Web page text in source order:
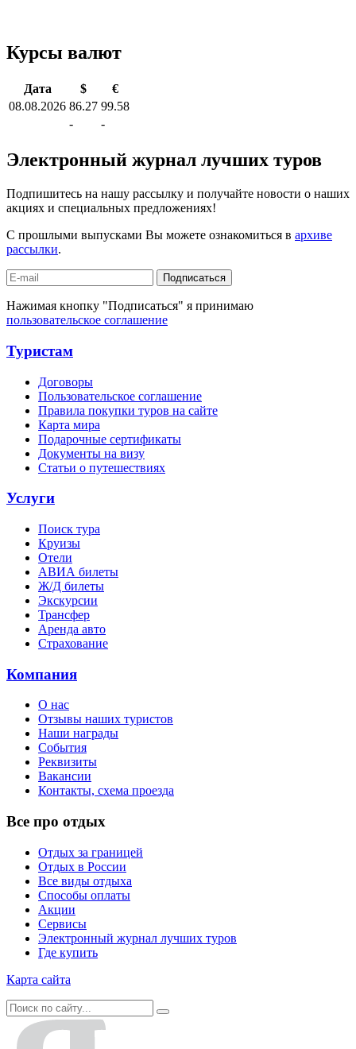
Курсы валют
Дата $
€
08.08.2026 86.27 99.58
-
-
Электронный журнал лучших туров
Подпишитесь на нашу рассылку и получайте новости о наших
акциях и специальных предложениях!
С прошлыми выпусками Вы можете ознакомиться в архиве
рассылки.
Подписаться
Нажимая кнопку "Подписаться" я принимаю
пользовательское соглашение
Туристам
Договоры
Пользовательское соглашение
Правила покупки туров на сайте
Карта мира
Подарочные сертификаты
Документы на визу
Статьи о путешествиях
Услуги
Поиск тура
Круизы
Отели
АВИА билеты
Ж/Д билеты
Экскурсии
Трансфер
Аренда авто
Страхование
Компания
О нас
Отзывы наших туристов
Наши награды
События
Реквизиты
Вакансии
Контакты, схема проезда
Все про отдых
Отдых за границей
Отдых в России
Все виды отдыха
Способы оплаты
Акции
Сервисы
Электронный журнал лучших туров
Где купить
Карта сайта